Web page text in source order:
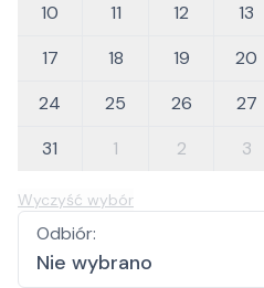
10
11 12 13
17
18 19 20
24
25 26 27
31
1 2 3
Wyczyść wybór
Odbiór:
Nie wybrano